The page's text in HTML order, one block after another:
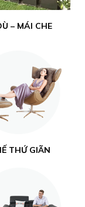
– MÁI CHE
THỨ GIÃN